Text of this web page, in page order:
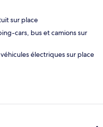
sur place
cars, bus et camions sur
électriques sur place